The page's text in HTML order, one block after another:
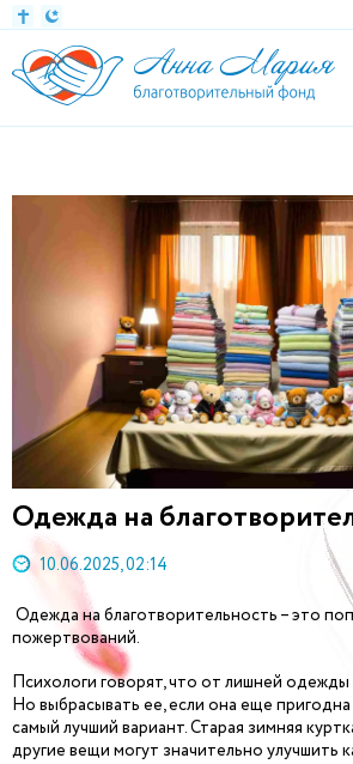
Одежда на
10.06.2025, 02:14
Одежда на благотворительность – это
пожертвований.
Психологи говорят, что от лишней одежды
Но выбрасывать ее, если она еще
самый лучший вариант. Старая зимняя
другие вещи могут значительно улучшить